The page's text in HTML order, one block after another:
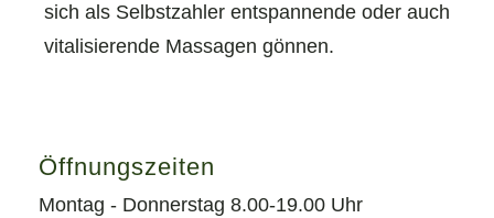
sich als Selbstzahler entspannende oder auch
vitalisierende Massagen gönnen.
Öffnungszeiten
Montag - Donnerstag 8.00-19.00 Uhr